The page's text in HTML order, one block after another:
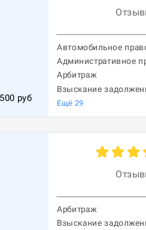
500 руб
Автомобильное
Административное
Арбитраж
Взыскание
Ещё 29
Арбитраж
Взыскание